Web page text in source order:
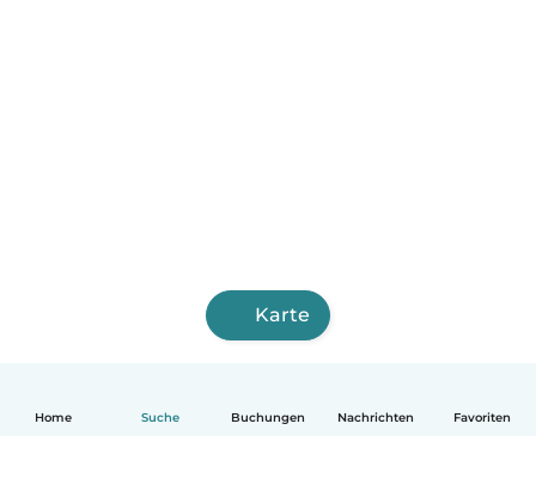
Home Suche Buchungen Nachrichten Favoriten
Karte